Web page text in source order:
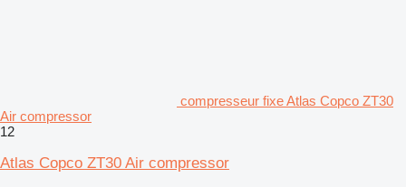
compresseur fixe Atlas Copco ZT30
Air compressor
12
Atlas Copco ZT30 Air compressor